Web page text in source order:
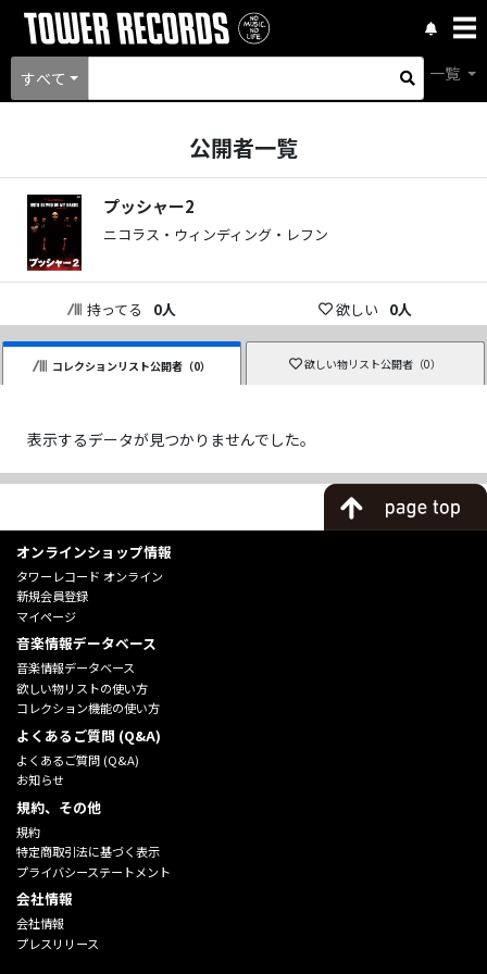
すべて 一覧
公開者一覧
プッシャー2
ニコラス・ウィンディング・レフン
持ってる 0人 欲しい 0人
コレクションリスト公開者（0） 欲しい物リスト公開者（0）
表示するデータが見つかりませんでした。
オンラインショップ情報
タワーレコード オンライン
新規会員登録
マイページ
音楽情報データベース
音楽情報データベース
欲しい物リストの使い方
コレクション機能の使い方
よくあるご質問 (Q&A)
よくあるご質問 (Q&A)
お知らせ
規約、その他
規約
特定商取引法に基づく表示
プライバシーステートメント
会社情報
会社情報
プレスリリース